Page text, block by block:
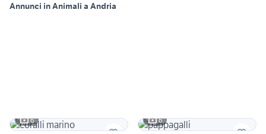
Annunci in Animali a Andria
6 6